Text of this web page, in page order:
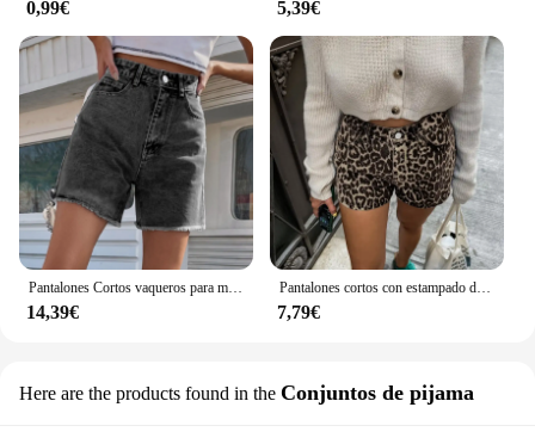
0,99€ 5,39€
Pantalones Cortos vaqueros para mujer, Shorts de cintura alta, Estilo Vintage coreano, ropa de calle informal, Verano
14,39€
Pantalones cortos con estampado de leopardo para mujer, Shorts de algodón, ajustados, versátiles e informales, con bolsillos y botones, ropa de calle Y2K, 2024
7,79€
Here are the products found in the Conjuntos de pijama